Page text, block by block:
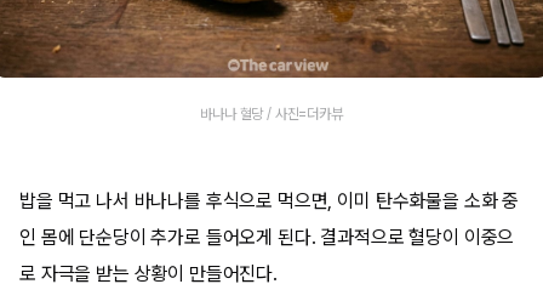
바나나 혈당 / 사진=더카뷰
밥을 먹고 나서 바나나를 후식으로 먹으면, 이미 탄수화물을 소화 중
인 몸에 단순당이 추가로 들어오게 된다. 결과적으로 혈당이 이중으
로 자극을 받는 상황이 만들어진다.